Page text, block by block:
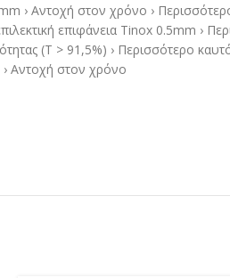
› Αντοχή στον χρόνο ›
επιφάνεια Tinox 0.5mm ›
(Τ > 91,5%) › Περισσότερο
Αντοχή στον χρόνο